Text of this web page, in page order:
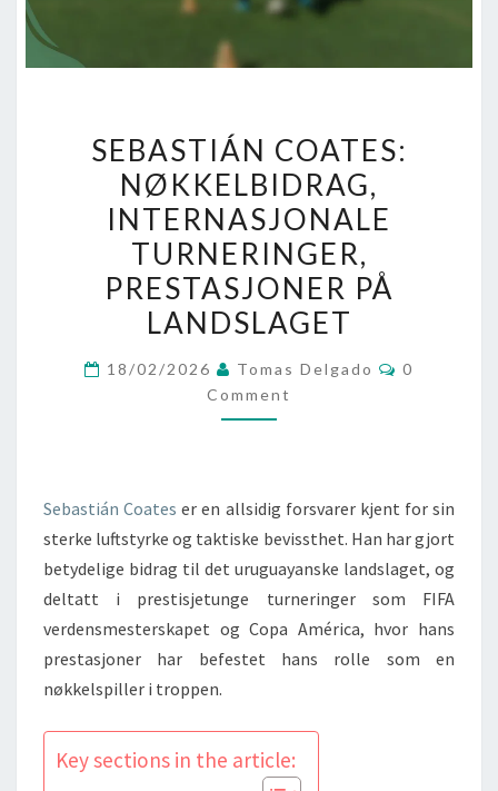
COATES:
NØKKELBIDRAG,
INTERNASJONALE
TURNERINGER,
PRESTASJONER
PÅ
LANDSLAGET
SEBASTIÁN COATES:
NØKKELBIDRAG,
INTERNASJONALE
TURNERINGER,
PRESTASJONER PÅ
LANDSLAGET
18/02/2026 Tomas Delgado Comments
0
Comment
Sebastián Coates er en allsidig forsvarer kjent for sin
sterke luftstyrke og taktiske bevissthet. Han har gjort
betydelige bidrag til det uruguayanske landslaget, og
deltatt i prestisjetunge turneringer som FIFA
verdensmesterskapet og Copa América, hvor hans
prestasjoner har befestet hans rolle som en
nøkkelspiller i troppen.
Key sections in the article: